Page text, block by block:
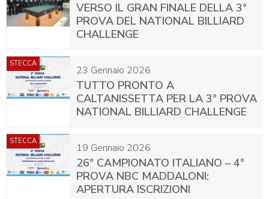
VERSO IL GRAN FINALE DELLA 3°
PROVA DEL NATIONAL BILLIARD
CHALLENGE
23 Gennaio 2026
STECCA
TUTTO PRONTO A
CALTANISSETTA PER LA 3° PROVA
NATIONAL BILLIARD CHALLENGE
19 Gennaio 2026
STECCA
26° CAMPIONATO ITALIANO – 4°
PROVA NBC MADDALONI:
APERTURA ISCRIZIONI